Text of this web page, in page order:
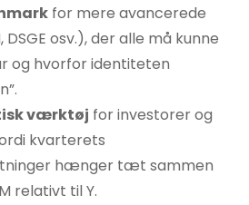
for mere avancerede
osv.), der alle må kunne
og hvorfor identiteten
værktøj for investorer og
kvarterets
hænger tæt sammen
relativt til Y.